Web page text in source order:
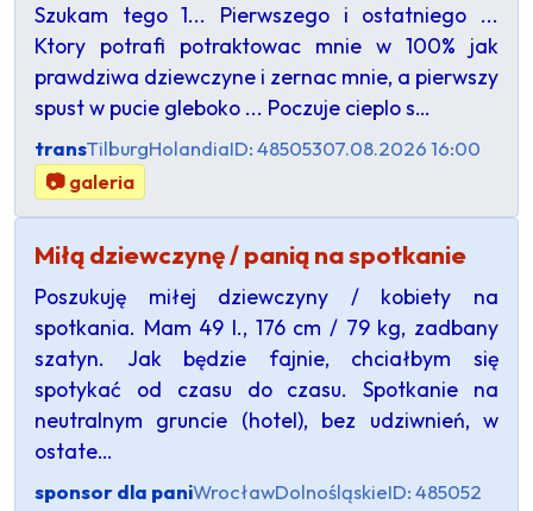
Szukam tego 1... Pierwszego i ostatniego ...
Ktory potrafi potraktowac mnie w 100% jak
prawdziwa dziewczyne i zernac mnie, a pierwszy
spust w pucie gleboko ... Poczuje cieplo s…
transTilburgHolandiaID: 48505307.08.2026 16:00
📷 galeria
Miłą dziewczynę / panią na spotkanie
Poszukuję miłej dziewczyny / kobiety na
spotkania. Mam 49 l., 176 cm / 79 kg, zadbany
szatyn. Jak będzie fajnie, chciałbym się
spotykać od czasu do czasu. Spotkanie na
neutralnym gruncie (hotel), bez udziwnień, w
ostate…
sponsor dla paniWrocławDolnośląskieID: 485052